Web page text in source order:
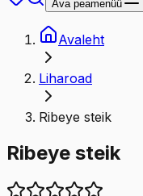
Ava peamenüü
Avaleht
Liharoad
Ribeye steik
Ribeye steik